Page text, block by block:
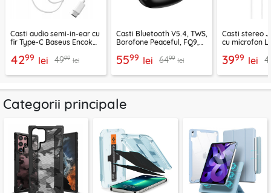
Casti audio semi-in-ear cu
fir Type-C Baseus Encok
4299 lei 4999 lei
Casti Bluetooth V5.4, TWS,
Borofone Peaceful, FQ9,
5599 lei 6499 lei
Casti stereo
cu microfon
3999 lei
Categorii principale